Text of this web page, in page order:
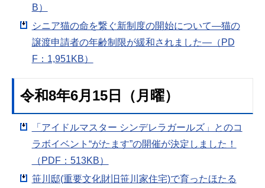
B）
シニア猫の命を繋ぐ新制度の開始について―猫の
譲渡申請者の年齢制限が緩和されました―（PD
F：1,951KB）
令和8年6月15日（月曜）
「アイドルマスター シンデレラガールズ」とのコ
ラボイベント“がたます”の開催が決定しました！
（PDF：513KB）
笹川邸(重要文化財旧笹川家住宅)で育ったほたる